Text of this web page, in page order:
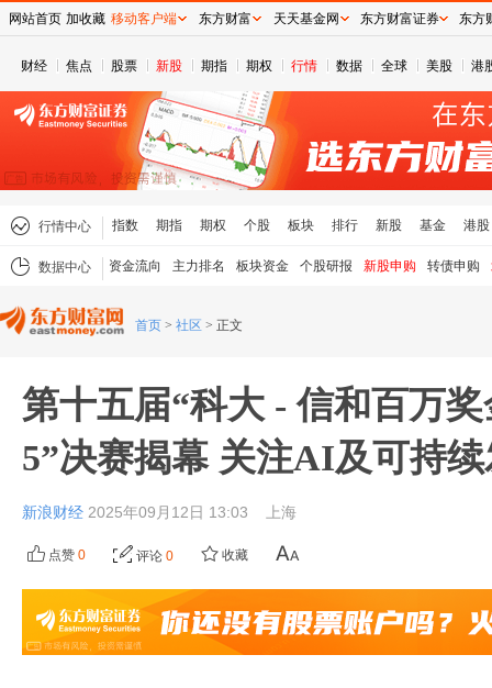
财经 焦点 股票 新股 期指 期权 行情 数据 全球 美股 港
行情中心 指数 期指 期权 个股 板块 排行 新股 基金 港股
数据中心 资金流向 主力排名 板块资金 个股研报 新股申购 转债申购
首页 > 社区 > 正文
第十五届“科大 - 信和百万
5”决赛揭幕 关注AI及可持
新浪财经 2025年09月12日 13:03 上海
点赞 0 评论 0 收藏
网站首页 加收藏 移动客户端 东方财富 天天基金网 东方财富证券 东方